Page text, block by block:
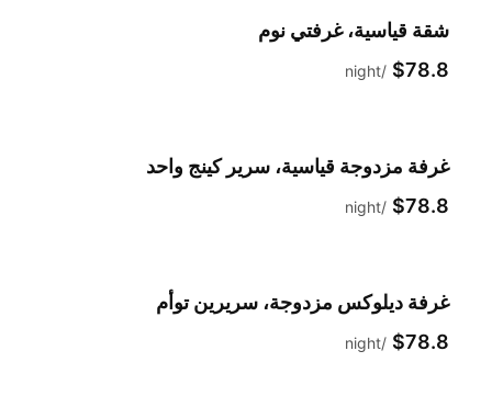
شقة قياسية، غرفتي نوم
$78.8
night
غرفة مزدوجة قياسية، سرير كينج واحد
$78.8
night
غرفة ديلوكس مزدوجة، سريرين توأم
$78.8
night